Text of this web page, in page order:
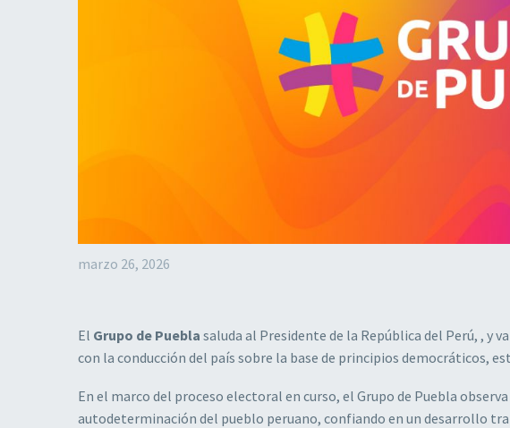
marzo 26, 2026
El Grupo de Puebla saluda al Presidente de la República del Perú, , y
con la conducción del país sobre la base de principios democráticos,
En el marco del proceso electoral en curso, el Grupo de Puebla
autodeterminación del pueblo peruano, confiando en un desarrollo